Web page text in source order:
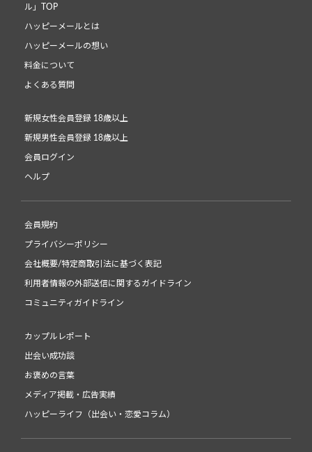
ル」TOP
ハッピーメールとは
ハッピーメールの想い
料金について
よくある質問
新規女性会員登録 18歳以上
新規男性会員登録 18歳以上
会員ログイン
ヘルプ
会員規約
プライバシーポリシー
会社概要/特定商取引法に基づく表記
利用者情報の外部送信に関するガイドライン
コミュニティガイドライン
カップルレポート
出会い成功談
お褒めの言葉
メディア掲載・広告実績
ハッピーライフ（出会い・恋愛コラム）